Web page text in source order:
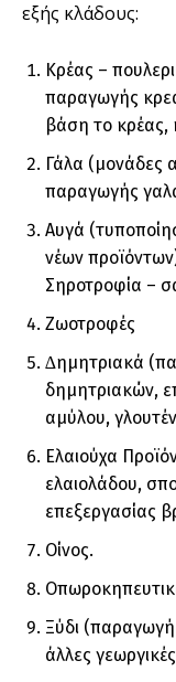
εξής κλάδους:
Κρέας –
παραγωγής
βάση το κρέας,
Γάλα (µονάδες
παραγωγής
Αυγά
νέων
Σηροτροφία –
Ζωοτροφές
∆ηµητριακά
δηµητριακών,
αµύλου,
Ελαιούχα
ελαιολάδου,
επεξεργασίας
Οίνος.
Ξύδι
άλλες